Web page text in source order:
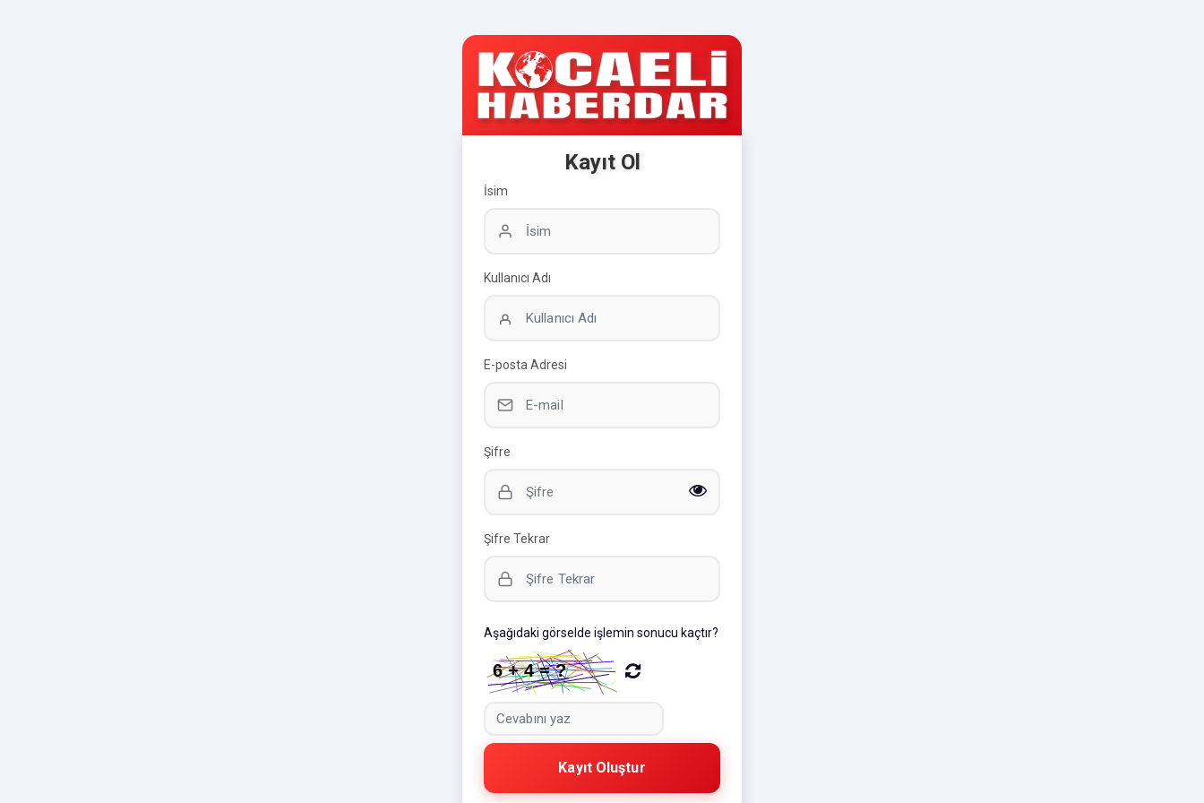
Kayıt Ol
İsim
Kullanıcı Adı
E-posta Adresi
Şifre
Şifre Tekrar
Aşağıdaki görselde işlemin sonucu kaçtır?
Kayıt Oluştur